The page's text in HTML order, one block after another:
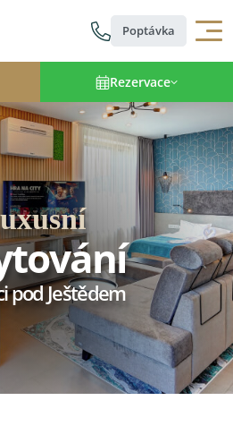
Poptávka
Rezervace
pod Ještědem